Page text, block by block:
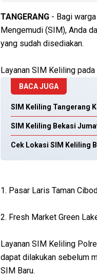
TANGERANG - Bagi
Mengemudi (SIM), Anda
yang sudah disediakan.
Layanan SIM Keliling
BACA JUGA
SIM Keliling Tangerang
SIM Keliling Bekasi
Cek Lokasi SIM Keliling
1. Pasar Laris Taman
2. Fresh Market Green
Layanan SIM Keliling
dapat dilakukan sebelum
SIM Baru.